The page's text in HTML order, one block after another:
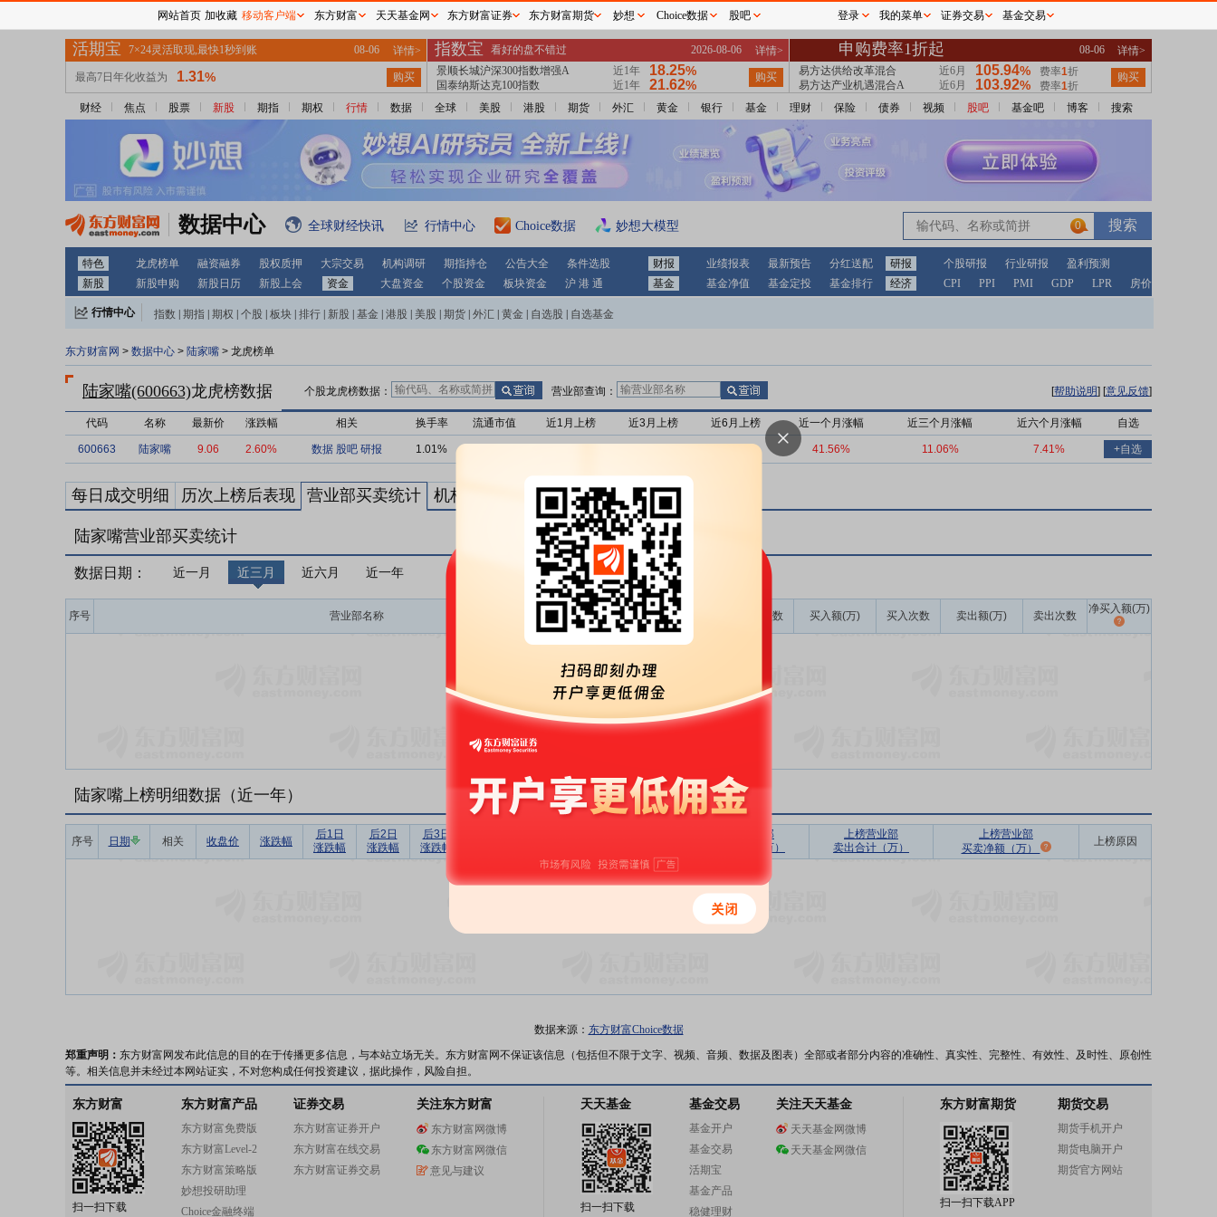
财经 焦点 股票 新股 期指 期权 行情 数据 全球 美股 港股 期货 外汇 黄金 银行 基金 理财 保险 债券 视频 股吧 基金吧 博客 搜索
数据中心 全球财经快讯 行情中心 Choice数据 妙想大模型 0
特色 龙虎榜单 融资融券 股权质押 大宗交易 机构调研 期指持仓 公告大全 条件选股 财报 业绩报表 最新预告 分红送配 研报 个股研报 行业研报
盈利预测
新股
新股申购 新股日历 新股上会 资金 大盘资金 个股资金 板块资金 沪 港 通 基金 基金净值 基金定投 基金排行 经济 CPI PPI PMI GDP LPR 房价
行情中心 指数 期指 期权 个股 板块 排行 新股 基金 港股 美股 期货 外汇 黄金 自选股 自选基金
东方财富网 > 数据中心 > 陆家嘴 > 龙虎榜单
陆家嘴(600663)龙虎榜数据 个股龙虎榜数据： 营业部查询： [帮助说明] [意见反馈]
代码 名称 最新价 涨跌幅 相关 换手率 流通市值 近1月上榜 近3月上榜 近6月上榜 近一个月涨幅 近三个月涨幅 近六个月涨幅 自选
600663 陆家嘴 9.06 2.60% 数据 股吧 研报 1.01% 41.56% 11.06% 7.41% +自选
每日成交明细 历次上榜后表现 营业部买卖统计 机构买卖统计 最新公告
陆家嘴营业部买卖统计
数据日期： 近一月 近三月 近六月 近一年
序号 营业部名称 龙虎榜成交金额(万) 上榜次数 买入额(万) 买入次数 卖出额(万) 卖出次数
净买入额(万)
暂无数据
陆家嘴上榜明细数据（近一年）
序号 日期 相关 收盘价 涨跌幅
后1日
涨跌幅
后2日
涨跌幅
后3日
涨跌幅
上榜营业部
买入合计（万）
上榜营业部
卖出合计（万）
上榜营业部
买卖净额（万）
上榜原因
数据来源： 东方财富Choice数据
郑重声明： 东方财富网发布此信息的目的在于传播更多信息，与本站立场无关。东方财富网不保证该信息（包括但不限于文字、视频、音频、数据及图表）全部或者部分内容的准确性、真实性、完整性、有效性、及时性、原创性
等。相关信息并未经过本网站证实，不对您构成任何投资建议，据此操作，风险自担。
网站首页 加收藏 移动客户端 东方财富 天天基金网 东方财富证券 东方财富期货 妙想 Choice数据 股吧 登录 我的菜单 证券交易 基金交易